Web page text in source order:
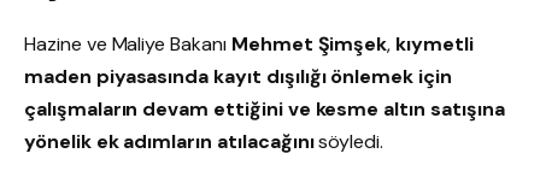
Hazine ve Maliye Bakanı Mehmet Şimşek, kıymetli
maden piyasasında kayıt dışılığı önlemek için
çalışmaların devam ettiğini ve kesme altın satışına
yönelik ek adımların atılacağınısöyledi.